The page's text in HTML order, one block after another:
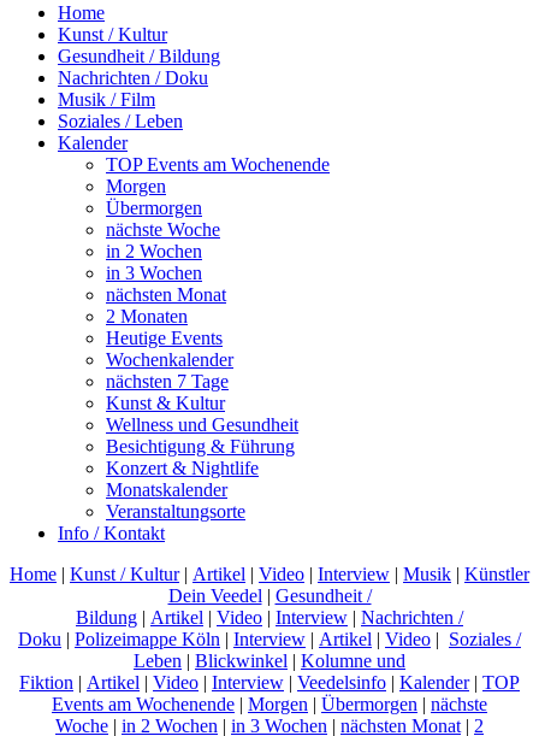
Home
Kunst / Kultur
Gesundheit / Bildung
Nachrichten / Doku
Musik / Film
Soziales / Leben
Kalender
TOP Events am Wochenende
Morgen
Übermorgen
nächste Woche
in 2 Wochen
in 3 Wochen
nächsten Monat
2 Monaten
Heutige Events
Wochenkalender
nächsten 7 Tage
Kunst & Kultur
Wellness und Gesundheit
Besichtigung & Führung
Konzert & Nightlife
Monatskalender
Veranstaltungsorte
Info / Kontakt
Home | Kunst / Kultur| Artikel | Video | Interview | Musik | Künstler
Dein Veedel | Gesundheit /
Bildung | Artikel | Video | Interview | Nachrichten /
Doku | Polizeimappe Köln | Interview | Artikel | Video | Soziales /
Leben | Blickwinkel | Kolumne und
Fiktion | Artikel | Video | Interview | Veedelsinfo | Kalender| TOP
Events am Wochenende | Morgen | Übermorgen | nächste
Woche | in 2 Wochen | in 3 Wochen | nächsten Monat | 2